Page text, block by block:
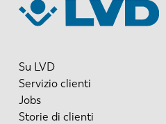
Su LVD
Servizio clienti
Jobs
Storie di clienti